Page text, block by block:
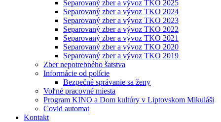
Separovaný zber a vývoz TKO 2025
Separovaný zber a vývoz TKO 2024
Separovaný zber a vývoz TKO 2023
Separovaný zber a vývoz TKO 2022
Separovaný zber a vývoz TKO 2021
Separovaný zber a vývoz TKO 2020
Separovaný zber a vývoz TKO 2019
Zber nepotrebného šatstva
Informácie od polície
Bezpečné správanie sa ženy
Voľné pracovné miesta
Program KINO a Dom kultúry v Liptovskom Mikuláši
Covid automat
Kontakt